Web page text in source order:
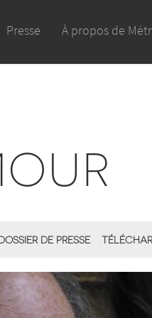
Presse À propos de
DE PRESSE